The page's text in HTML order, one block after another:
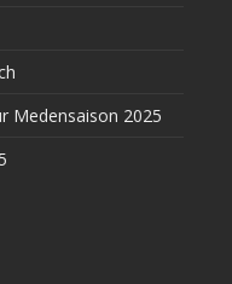
Medensaison 2025